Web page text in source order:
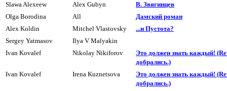
Slawa Alexeew
Alex Gubyn
В. Звягинцев
Olga Borodina
All
Дамский роман
Alex Koldin
Mitchel Vlastovsky
...и Пyстота?
Sergey Yatmasov
Ilya V Malyakin
Ivan Kovalef
Nikolay Nikiforov
Это должен знать каждый!
добpались.)
Ivan Kovalef
Irena Kuznetsova
Это должен знать каждый!
добpались.)